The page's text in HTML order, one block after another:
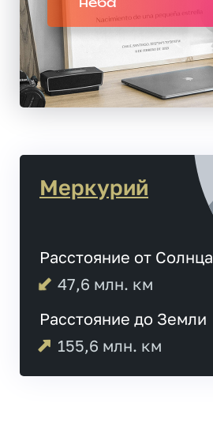
неба
Меркурий
Расстояние от Солнца
47,6 млн. км
Расстояние до Земли
155,6 млн. км